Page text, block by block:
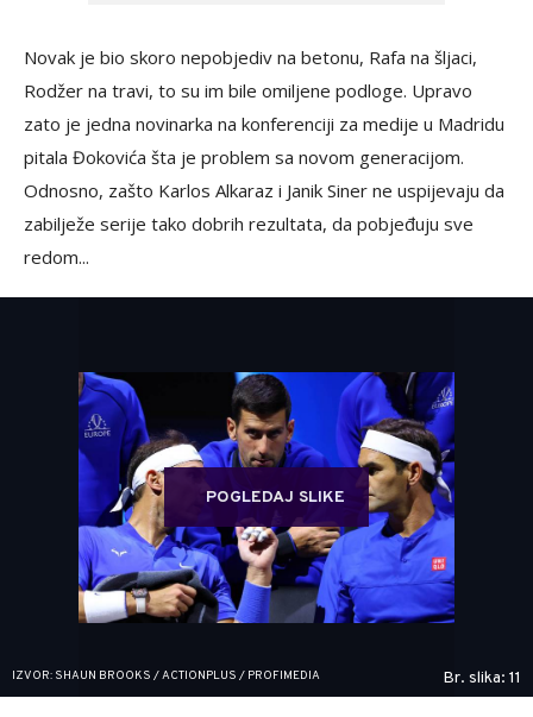
Novak je bio skoro nepobjediv na betonu, Rafa na šljaci,
Rodžer na travi, to su im bile omiljene podloge. Upravo
zato je jedna novinarka na konferenciji za medije u Madridu
pitala Đokovića šta je problem sa novom generacijom.
Odnosno, zašto Karlos Alkaraz i Janik Siner ne uspijevaju da
zabilježe serije tako dobrih rezultata, da pobjeđuju sve
redom...
POGLEDAJ SLIKE
IZVOR: SHAUN BROOKS / ACTIONPLUS / PROFIMEDIA Br. slika: 11